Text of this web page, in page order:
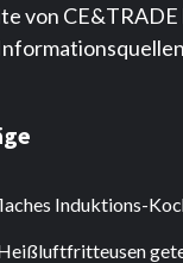
von CE&TRADE
Induktions-